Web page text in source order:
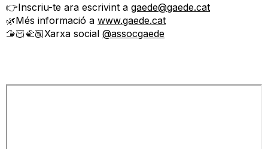
👉Inscriu-te ara escrivint a gaede@gaede.cat
🌿Més informació a www.gaede.cat
🫱🏻‍🫲🏼Xarxa social @assocgaede